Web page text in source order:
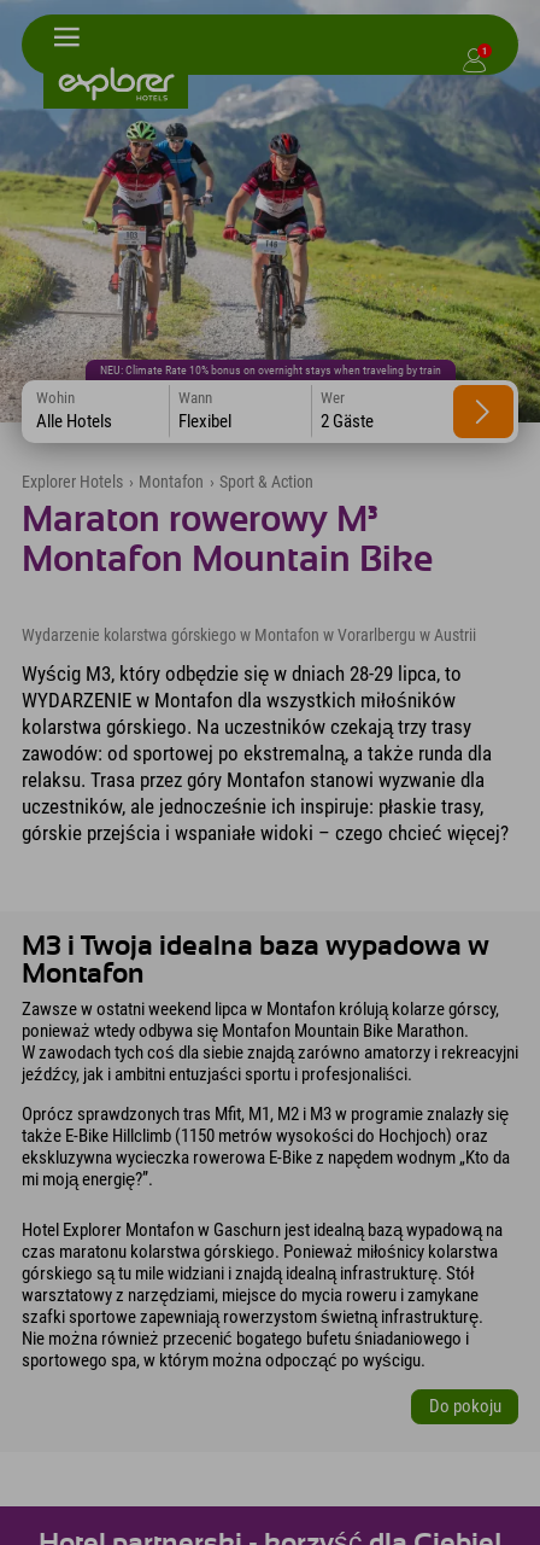
1
NEU: Climate Rate 10% bonus on overnight stays when traveling by train
Wohin
Alle Hotels
Wann
Flexibel
Wer
2 Gäste
Explorer Hotels › Montafon › Sport & Action
Maraton rowerowy M³
Montafon Mountain Bike
Wydarzenie kolarstwa górskiego w Montafon w Vorarlbergu w Austrii
Wyścig M3, który odbędzie się w dniach 28-29 lipca, to
WYDARZENIE w Montafon dla wszystkich miłośników
kolarstwa górskiego. Na uczestników czekają trzy trasy
zawodów: od sportowej po ekstremalną, a także runda dla
relaksu. Trasa przez góry Montafon stanowi wyzwanie dla
uczestników, ale jednocześnie ich inspiruje: płaskie trasy,
górskie przejścia i wspaniałe widoki – czego chcieć więcej?
M3 i Twoja idealna baza wypadowa w
Montafon
Zawsze w ostatni weekend lipca w Montafon królują kolarze górscy,
ponieważ wtedy odbywa się Montafon Mountain Bike Marathon.
W zawodach tych coś dla siebie znajdą zarówno amatorzy i rekreacyjni
jeźdźcy, jak i ambitni entuzjaści sportu i profesjonaliści.
Oprócz sprawdzonych tras Mfit, M1, M2 i M3 w programie znalazły się
także E-Bike Hillclimb (1150 metrów wysokości do Hochjoch) oraz
ekskluzywna wycieczka rowerowa E-Bike z napędem wodnym „Kto da
mi moją energię?”.
Hotel Explorer Montafon w Gaschurn jest idealną bazą wypadową na
czas maratonu kolarstwa górskiego. Ponieważ miłośnicy kolarstwa
górskiego są tu mile widziani i znajdą idealną infrastrukturę. Stół
warsztatowy z narzędziami, miejsce do mycia roweru i zamykane
szafki sportowe zapewniają rowerzystom świetną infrastrukturę.
Nie można również przecenić bogatego bufetu śniadaniowego i
sportowego spa, w którym można odpocząć po wyścigu.
Do pokoju